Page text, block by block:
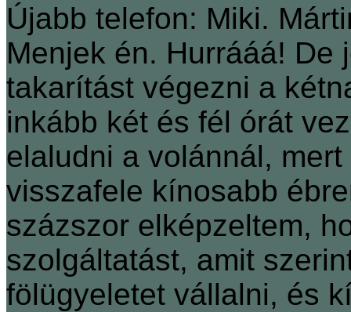
Újabb telefon: Miki.
Menjek én. Hurrááá! De
takarítást végezni a
inkább két és fél órát
elaludni a volánnál,
visszafele kínosabb
százszor elképzeltem,
szolgáltatást, amit
fölügyeletet vállalni, és